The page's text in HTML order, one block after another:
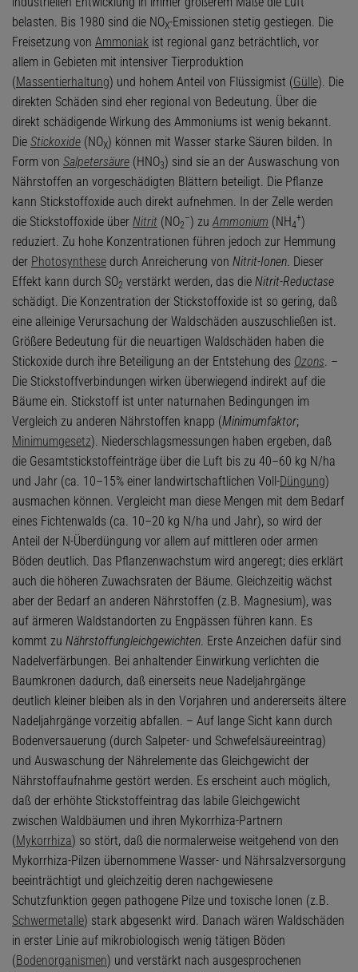
belasten. Bis 1980 sind die NOX-Emissionen stetig gestiegen. Die
Freisetzung von Ammoniak ist regional ganz beträchtlich, vor
allem in Gebieten mit intensiver Tierproduktion
(Massentierhaltung) und hohem Anteil von Flüssigmist (Gülle). Die
direkten Schäden sind eher regional von Bedeutung. Über die
direkt schädigende Wirkung des Ammoniums ist wenig bekannt.
Die Stickoxide (NOX) können mit Wasser starke Säuren bilden. In
Form von Salpetersäure (HNO3) sind sie an der Auswaschung von
Nährstoffen an vorgeschädigten Blättern beteiligt. Die Pflanze
kann Stickstoffoxide auch direkt aufnehmen. In der Zelle werden
die Stickstoffoxide über Nitrit (NO2
–) zuAmmonium (NH4
+)
reduziert. Zu hohe Konzentrationen führen jedoch zur Hemmung
der Photosynthese durch Anreicherung von Nitrit-Ionen. Dieser
Effekt kann durch SO2 verstärkt werden, das die Nitrit-Reductase
schädigt. Die Konzentration der Stickstoffoxide ist so gering, daß
eine alleinige Verursachung der Waldschäden auszuschließen ist.
Größere Bedeutung für die neuartigen Waldschäden haben die
Stickoxide durch ihre Beteiligung an der Entstehung des Ozons. –
Die Stickstoffverbindungen wirken überwiegend indirekt auf die
Bäume ein. Stickstoff ist unter naturnahen Bedingungen im
Vergleich zu anderen Nährstoffen knapp (Minimumfaktor;
Minimumgesetz). Niederschlagsmessungen haben ergeben, daß
die Gesamtstickstoffeinträge über die Luft bis zu 40–60 kg N/ha
und Jahr (ca. 10–15% einer landwirtschaftlichen Voll-Düngung)
ausmachen können. Vergleicht man diese Mengen mit dem Bedarf
eines Fichtenwalds (ca. 10–20 kg N/ha und Jahr), so wird der
Anteil der N-Überdüngung vor allem auf mittleren oder armen
Böden deutlich. Das Pflanzenwachstum wird angeregt; dies erklärt
auch die höheren Zuwachsraten der Bäume. Gleichzeitig wächst
aber der Bedarf an anderen Nährstoffen (z.B. Magnesium), was
auf ärmeren Waldstandorten zu Engpässen führen kann. Es
kommt zu Nährstoffungleichgewichten. Erste Anzeichen dafür sind
Nadelverfärbungen. Bei anhaltender Einwirkung verlichten die
Baumkronen dadurch, daß einerseits neue Nadeljahrgänge
deutlich kleiner bleiben als in den Vorjahren und andererseits ältere
Nadeljahrgänge vorzeitig abfallen. – Auf lange Sicht kann durch
Bodenversauerung (durch Salpeter- und Schwefelsäureeintrag)
und Auswaschung der Nährelemente das Gleichgewicht der
Nährstoffaufnahme gestört werden. Es erscheint auch möglich,
daß der erhöhte Stickstoffeintrag das labile Gleichgewicht
zwischen Waldbäumen und ihren Mykorrhiza-Partnern
(Mykorrhiza) so stört, daß die normalerweise weitgehend von den
Mykorrhiza-Pilzen übernommene Wasser- und Nährsalzversorgung
beeinträchtigt und gleichzeitig deren nachgewiesene
Schutzfunktion gegen pathogene Pilze und toxische Ionen (z.B.
Schwermetalle) stark abgesenkt wird. Danach wären Waldschäden
in erster Linie auf mikrobiologisch wenig tätigen Böden
(Bodenorganismen) und verstärkt nach ausgesprochenen